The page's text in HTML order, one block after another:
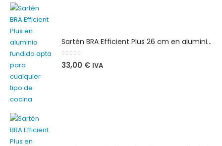
Sartén BRA Efficient Plus 26 cm en aluminio fundido apta para cualquier tipo de cocina
0out of 5
33,00 € IVA